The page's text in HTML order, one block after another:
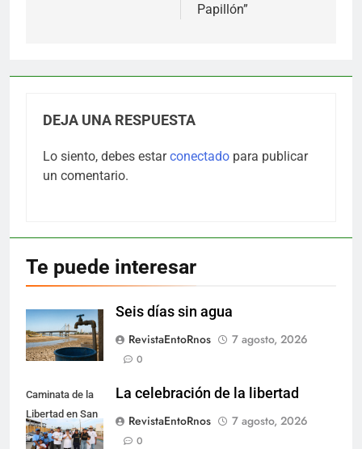
Papillón”
DEJA UNA RESPUESTA
Lo siento, debes estarconectado para publicar
un comentario.
Te puede interesar
Seis días sin agua
RevistaEntoRnos
7 agosto, 2026
0
Caminata de la
Libertad en San
Nicolás.
La celebración de la libertad
RevistaEntoRnos
7 agosto, 2026
0